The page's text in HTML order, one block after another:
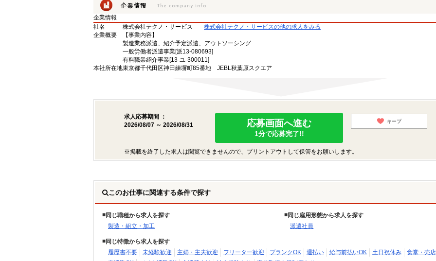
企業情報
社名
株式会社テクノ・サービス
株式会社テクノ・サービスの他の求人をみる
企業概要
【事業内容】
製造業務派遣、紹介予定派遣、アウトソーシング
一般労働者派遣事業[派13-080693]
有料職業紹介事業[13-ユ-300011]
本社所在地東京都千代田区神田練塀町85番地 JEBL秋葉原スクエア
求人応募期間 ：
2026/08/07 ～ 2026/08/31
応募画面へ進む
1分で応募完了!!
キープ
※掲載を終了した求人は閲覧できませんので、プリントアウトして保管をお願いします。
このお仕事に関連する条件で探す
同じ職種から求人を探す
製造・組立・加工
同じ雇用形態から求人を探す
派遣社員
同じ特徴から求人を探す
履歴書不要
未経験歓迎 主婦・主夫歓迎 フリーター歓迎 ブランクOK 週払い 給与前払いOK 土日祝休み
食堂・売